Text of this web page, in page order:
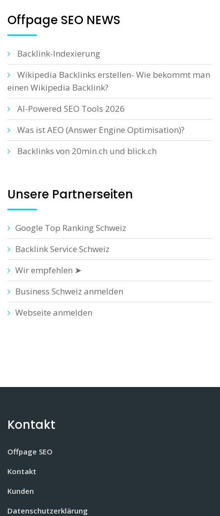
Offpage SEO NEWS
Backlink-Indexierung
Wikipedia Backlinks erstellen- Wie bekommt man
einen Wikipedia Backlink?
AI-Powered SEO Tools 2026
Was ist AEO (Answer Engine Optimisation)?
Backlinks von 20min.ch und blick.ch
Unsere Partnerseiten
Google Top Ranking Schweiz
Backlink Service Schweiz
Wir empfehlen ➤
Business Schweiz anmelden
Webseite anmelden
Kontakt
Offpage SEO
Kontakt
Kunden
Datenschutzerklärung